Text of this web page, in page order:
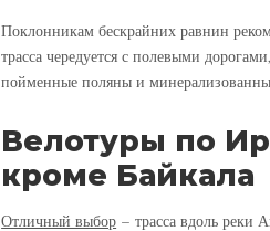
Поклонникам бескрайних равнин
трасса чередуется с полевыми
пойменные поляны и
Велотуры по
кроме Байкала
Отличный выбор – трасса вдоль реки